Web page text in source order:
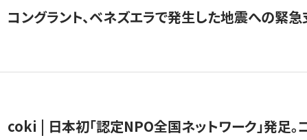
コングラント、ベネズエラで発生した地震への緊
coki | 日本初「認定NPO全国ネットワーク」発足